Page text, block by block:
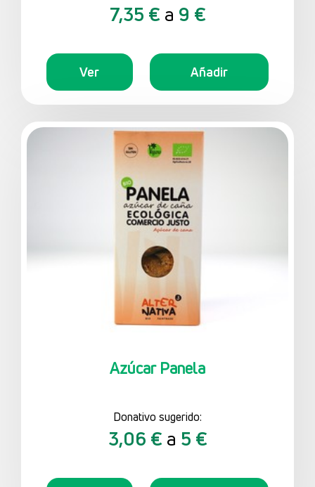
7,35 €a 9 €
Ver Añadir
Azúcar Panela
Donativo sugerido:
3,06 €a 5 €